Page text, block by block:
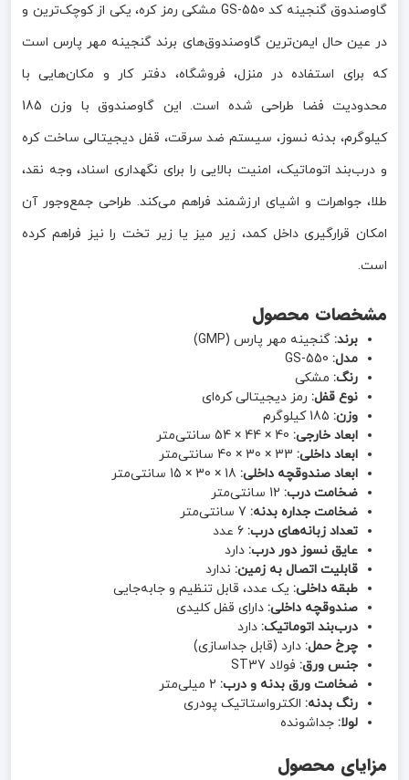
گاوصندوق گنجینه کد GS-550 مشکی رمز کره، یکی از کوچک‌ترین و
در عین حال ایمن‌ترین گاوصندوق‌های برند گنجینه مهر پارس است
که برای استفاده در منزل، فروشگاه، دفتر کار و مکان‌هایی با
محدودیت فضا طراحی شده است. این گاوصندوق با وزن 185
کیلوگرم، بدنه نسوز، سیستم ضد سرقت، قفل دیجیتالی ساخت کره
و درب‌بند اتوماتیک، امنیت بالایی را برای نگهداری اسناد، وجه نقد،
طلا، جواهرات و اشیای ارزشمند فراهم می‌کند. طراحی جمع‌وجور آن
امکان قرارگیری داخل کمد، زیر میز یا زیر تخت را نیز فراهم کرده
است.
مشخصات محصول
برند: گنجینه مهر پارس (GMP)
مدل:
رنگ: مشکی
نوع قفل: رمز دیجیتالی کره‌ای
وزن:
ابعاد خارجی:
ابعاد داخلی:
ابعاد صندوقچه داخلی:
ضخامت درب:
ضخامت جداره بدنه:
تعداد زبانه‌های درب:
عایق نسوز دور درب: دارد
قابلیت اتصال به زمین: ندارد
طبقه داخلی: یک عدد، قابل تنظیم و جابه‌جایی
صندوقچه داخلی: دارای قفل کلیدی
درب‌بند اتوماتیک: دارد
چرخ حمل: دارد (قابل جداسازی)
جنس ورق: فولاد ST37
ضخامت ورق بدنه و درب:
رنگ بدنه: الکترواستاتیک پودری
لولا: جداشونده
مزایای محصول